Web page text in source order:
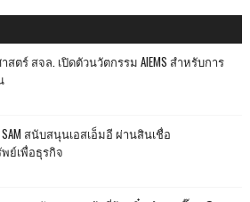
ตร์ สจล. เปิดตัวนวัตกรรม AIEMS สำหรับการ
สนับสนุนเอสเอ็มอี ผ่านสินเชื่อ
ย์เพื่อธุรกิจ